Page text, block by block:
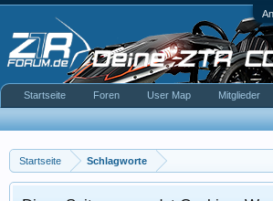
Startseite Schlagworte
Startseite Foren User Map Mitglieder